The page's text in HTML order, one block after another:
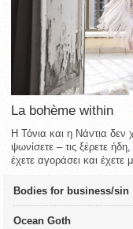
La bohème within
Η Τόνια και η Νάντια δεν
ψωνίσετε – τις ξέρετε
έχετε αγοράσει και έχετε
Bodies for business/sin
Ocean Goth